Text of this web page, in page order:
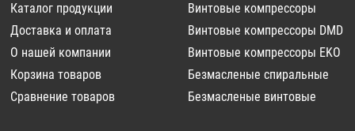
Каталог продукции
Доставка и оплата
О нашей компании
Корзина товаров
Сравнение товаров
Винтовые компрессоры
Винтовые компрессоры DMD
Винтовые компрессоры EKO
Безмасленые спиральные
Безмасленые винтовые